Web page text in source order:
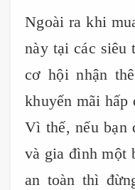
Ngoài ra khi
này tại các siêu
cơ hội nhận
khuyến mãi hấp
Vì thế, nếu bạn
và gia đình một
an toàn thì